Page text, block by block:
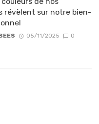
révèlent sur notre bien-
05/11/2025 0